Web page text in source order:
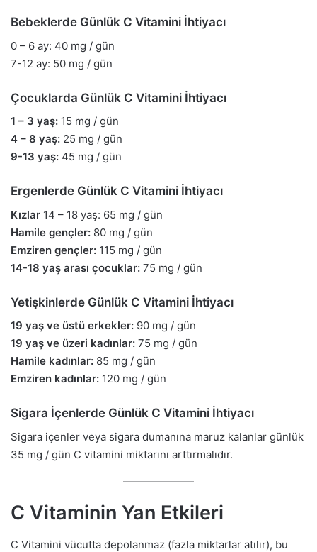
Bebeklerde Günlük C Vitamini İhtiyacı
0 – 6 ay: 40 mg / gün
7-12 ay: 50 mg / gün
Çocuklarda Günlük C Vitamini İhtiyacı
1 – 3 yaş: 15 mg / gün
4 – 8 yaş: 25 mg / gün
9-13 yaş: 45 mg / gün
Ergenlerde Günlük C Vitamini İhtiyacı
Kızlar 14 – 18 yaş: 65 mg / gün
Hamile gençler: 80 mg / gün
Emziren gençler: 115 mg / gün
14-18 yaş arası çocuklar: 75 mg / gün
Yetişkinlerde Günlük C Vitamini İhtiyacı
19 yaş ve üstü erkekler: 90 mg / gün
19 yaş ve üzeri kadınlar: 75 mg / gün
Hamile kadınlar: 85 mg / gün
Emziren kadınlar: 120 mg / gün
Sigara İçenlerde Günlük C Vitamini İhtiyacı
Sigara içenler veya sigara dumanına maruz kalanlar günlük
35 mg / gün C vitamini miktarını arttırmalıdır.
C Vitaminin Yan Etkileri
C Vitamini vücutta depolanmaz (fazla miktarlar atılır), bu